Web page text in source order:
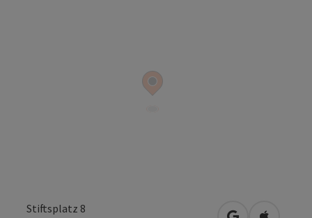
Stiftsplatz 8